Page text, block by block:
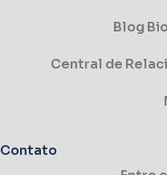
Blog
Central de
Contato